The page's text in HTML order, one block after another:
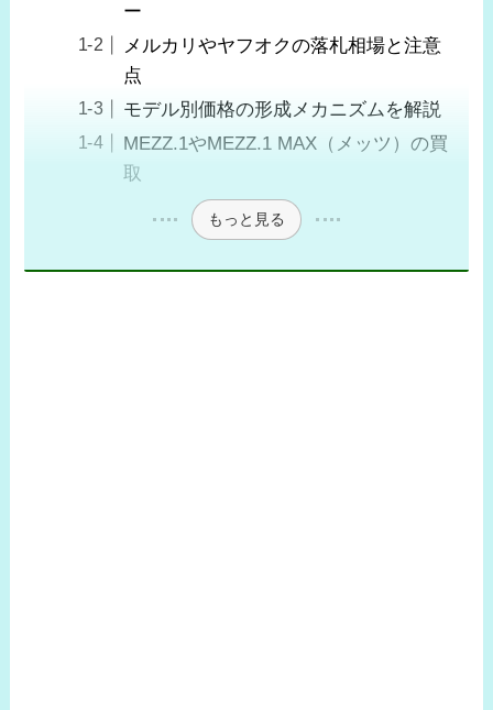
ー
メルカリやヤフオクの落札相場と注意
点
モデル別価格の形成メカニズムを解説
MEZZ.1やMEZZ.1 MAX（メッツ）の買
取
もっと見る